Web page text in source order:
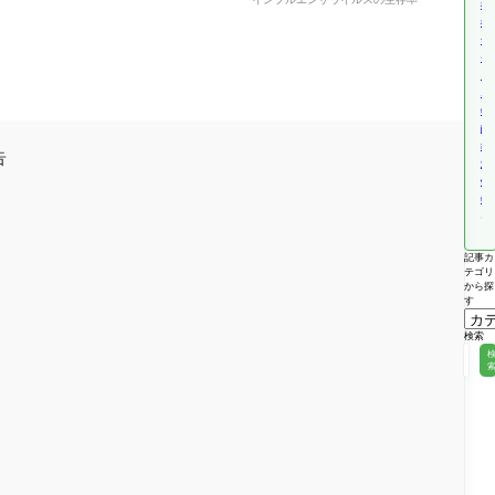
福
祉
サ
ー
ス
報
酬
改
定
情
報
記事カ
テゴリ
から探
す
検索
検
索